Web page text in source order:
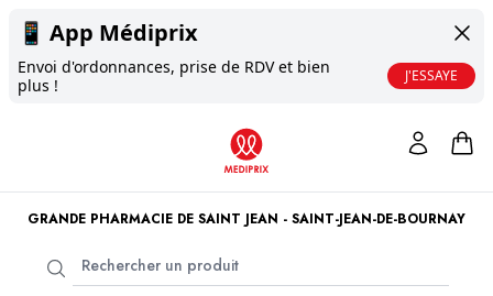
📱 App Médiprix
Envoi d'ordonnances, prise de RDV et bien
plus !
J'ESSAYE
GRANDE PHARMACIE DE SAINT JEAN - SAINT-JEAN-DE-BOURNAY